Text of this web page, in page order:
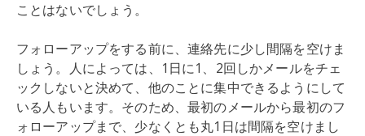
ことはないでしょう。
フォローアップをする前に、連絡先に少し間隔を空けま
しょう。人によっては、1日に1、2回しかメールをチェ
ックしないと決めて、他のことに集中できるようにして
いる人もいます。そのため、最初のメールから最初のフ
ォローアップまで、少なくとも丸1日は間隔を空けまし